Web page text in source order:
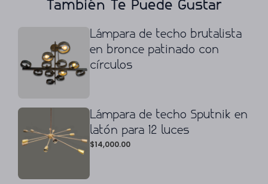
También Te Puede Gustar
Lámpara de techo brutalista
en bronce patinado con
círculos
Lámpara de techo Sputnik en
latón para 12 luces
$14,000.00